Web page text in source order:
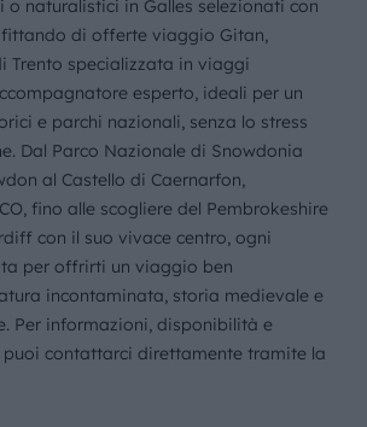
naturalistici in Galles selezionati con
di offerte viaggio Gitan,
Trento specializzata in viaggi
esperto, ideali per un
e parchi nazionali, senza lo stress
Dal Parco Nazionale di Snowdonia
al Castello di Caernarfon,
fino alle scogliere del Pembrokeshire
con il suo vivace centro, ogni
per offrirti un viaggio ben
incontaminata, storia medievale e
Per informazioni, disponibilità e
puoi contattarci direttamente tramite la